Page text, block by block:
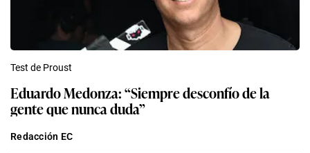
Test de Proust
Eduardo Medonza: “Siempre desconfío de la
gente que nunca duda”
Redacción EC